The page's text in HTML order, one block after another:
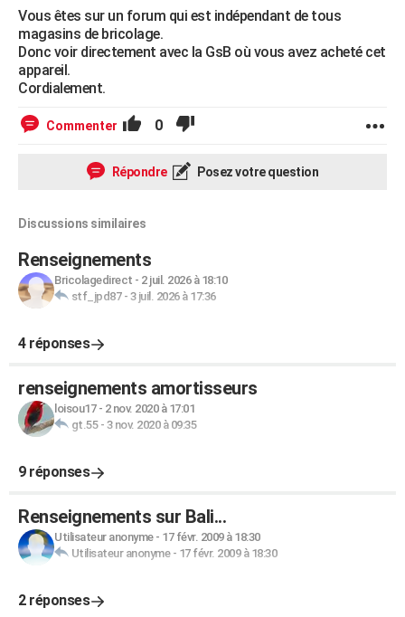
FORUM
Bricolage
Lifestyle
Culture
Sport
Auto
Television
Voyage
Cinema
Vous êtes sur un forum qui est indépendant de tous
magasins de bricolage.
Donc voir directement avec la GsB où vous avez acheté cet
appareil.
Cordialement.
Commenter 0
Répondre Posez votre question
Discussions similaires
Renseignements
Bricolagedirect - 2 juil. 2026 à 18:10
stf_jpd87- 3 juil. 2026 à 17:36
4 réponses
renseignements amortisseurs
loisou17- 2 nov. 2020 à 17:01
gt.55- 3 nov. 2020 à 09:35
9 réponses
Renseignements sur Bali...
Utilisateur anonyme- 17 févr. 2009 à 18:30
Utilisateur anonyme- 17 févr. 2009 à 18:30
2 réponses